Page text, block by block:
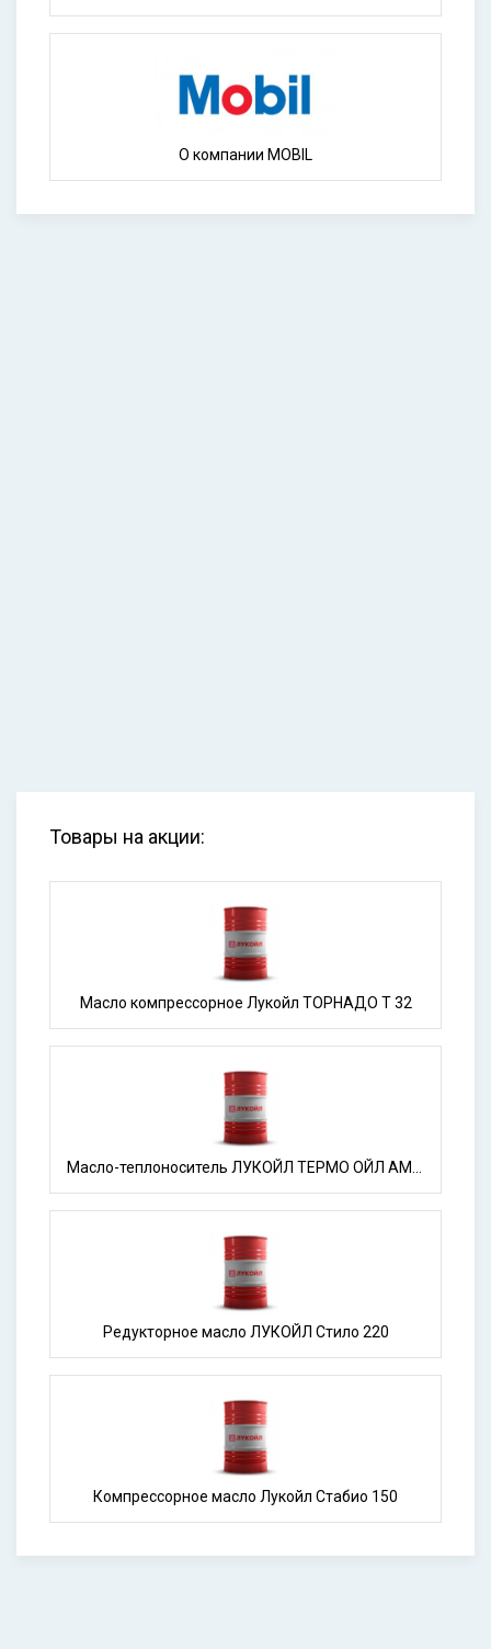
О компании MOBIL
Товары на акции:
Масло компрессорное Лукойл ТОРНАДО Т 32
Редукторное масло ЛУКОЙЛ Стило 220
Компрессорное масло Лукойл Стабио 150